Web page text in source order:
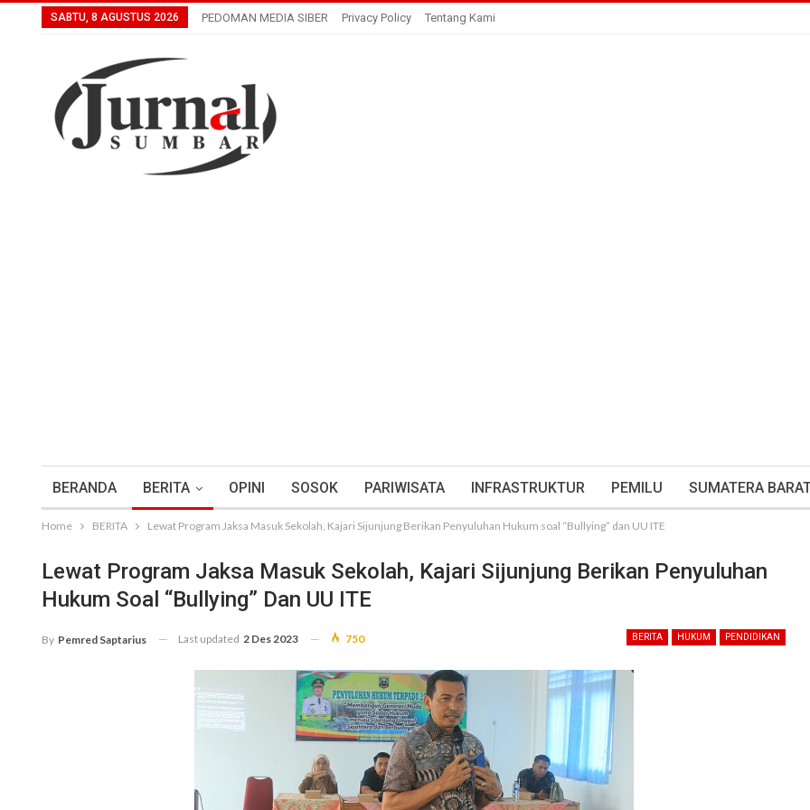
SABTU, 8 AGUSTUS 2026 PEDOMAN MEDIA SIBER Privacy Policy Tentang Kami
BERANDA BERITA OPINI SOSOK PARIWISATA INFRASTRUKTUR PEMILU SUMATERA
Home BERITA Lewat Program Jaksa Masuk Sekolah, Kajari Sijunjung Berikan Penyuluhan Hukum soal “Bullying” dan UU ITE
Lewat Program Jaksa Masuk Sekolah, Kajari Sijunjung Berikan Penyuluhan
Hukum Soal “Bullying” Dan UU ITE
BERITA HUKUM PENDIDIKAN
By Pemred Saptarius Last updated 2 Des 2023 750